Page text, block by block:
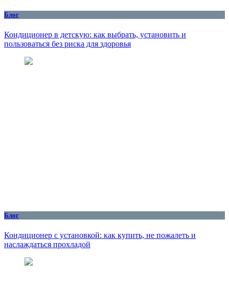
Блог
Кондиционер в детскую: как выбрать, установить и
пользоваться без риска для здоровья
Блог
Кондиционер с установкой: как купить, не пожалеть и
наслаждаться прохладой